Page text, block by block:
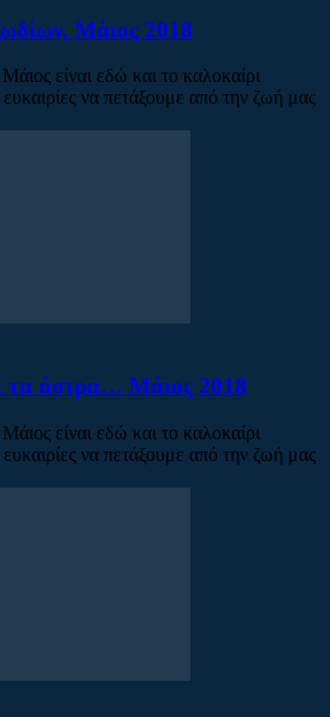
Μάιος 2018
είναι εδώ και το καλοκαίρι
να πετάξουμε από την ζωή μας
τα άστρα… Μάιος 2018
είναι εδώ και το καλοκαίρι
να πετάξουμε από την ζωή μας